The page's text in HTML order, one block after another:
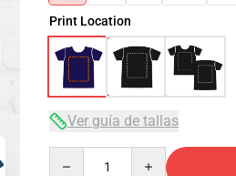
Print Location
Ver guía de tallas